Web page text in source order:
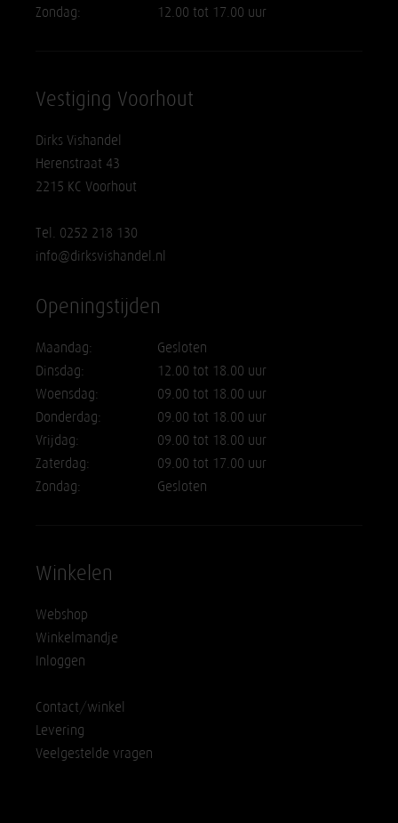
Zondag:
12.00 tot 17.00 uur
Vestiging Voorhout
Dirks Vishandel
Herenstraat 43
2215 KC Voorhout
Tel. 0252 218 130
info@dirksvishandel.nl
Openingstijden
Maandag:
Gesloten
Dinsdag:
12.00 tot 18.00 uur
Woensdag:
09.00 tot 18.00 uur
Donderdag:
09.00 tot 18.00 uur
Vrijdag:
09.00 tot 18.00 uur
Zaterdag:
09.00 tot 17.00 uur
Zondag:
Gesloten
Winkelen
Webshop
Winkelmandje
Inloggen
Contact/winkel
Levering
Veelgestelde vragen